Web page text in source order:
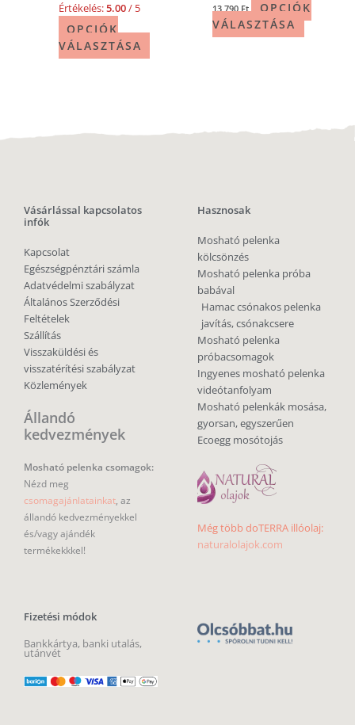
Értékelés:5.00/ 5
OPCIÓK
VÁLASZTÁSA
13 790 Ft
OPCIÓK
VÁLASZTÁSA
Vásárlással kapcsolatos
infók
Kapcsolat
Egészségpénztári számla
Adatvédelmi szabályzat
Általános Szerződési
Feltételek
Szállítás
Visszaküldési és
visszatérítési szabályzat
Közlemények
Állandó
kedvezmények
Mosható pelenka csomagok:
Nézd meg
csomagajánlatainkat, az
állandó kedvezményekkel
és/vagy ajándék
termékekkkel!
Fizetési módok
Bankkártya, banki utalás,
utánvét
Hasznosak
Mosható pelenka
kölcsönzés
Mosható pelenka próba
babával
Hamac csónakos pelenka
javítás, csónakcsere
Mosható pelenka
próbacsomagok
Ingyenes mosható pelenka
videótanfolyam
Mosható pelenkák mosása,
gyorsan, egyszerűen
Ecoegg mosótojás
Még több doTERRA illóolaj:
naturalolajok.com